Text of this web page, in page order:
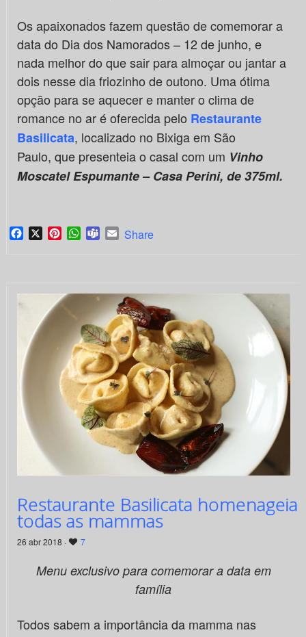
Os apaixonados fazem questão de comemorar a
data do Dia dos Namorados – 12 de junho, e
nada melhor do que sair para almoçar ou jantar a
dois nesse dia friozinho de outono. Uma ótima
opção para se aquecer e manter o clima de
romance no ar é oferecida pelo Restaurante
Basilicata, localizado no Bixiga em São
Paulo, que presenteia o casal com um Vinho
Moscatel Espumante – Casa Perini, de 375ml.
Facebook
X PinterestWhatsApp
TeamsEmail
Share
Restaurante Basilicata homenageia
todas as mammas
26 abr 2018 · 7
Menu exclusivo para comemorar a data em
família
Todos sabem a importância da mamma nas